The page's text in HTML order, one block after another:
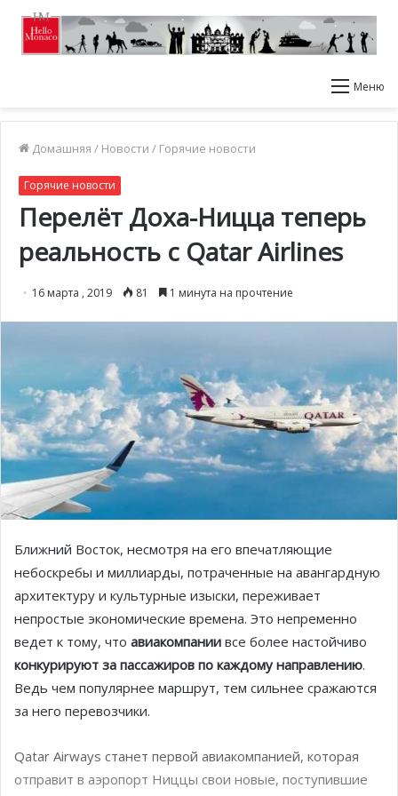
Меню
Домашняя / Новости / Горячие новости
Горячие новости
Перелёт Доха-Ницца теперь
реальность с Qatar Airlines
16 марта , 2019 81 1 минута на прочтение
Ближний Восток, несмотря на его впечатляющие
небоскребы и миллиарды, потраченные на авангардную
архитектуру и культурные изыски, переживает
непростые экономические времена. Это непременно
ведет к тому, что авиакомпании все более настойчиво
конкурируют за пассажиров по каждому направлению.
Ведь чем популярнее маршрут, тем сильнее сражаются
за него перевозчики.
Qatar Airways станет первой авиакомпанией, которая
отправит в аэропорт Ниццы свои новые, поступившие